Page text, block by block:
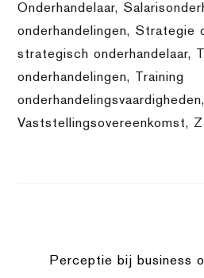
Onderhandelaar,
onderhandelingen, Strategie
strategisch onderhandelaar,
onderhandelingen,
Training
onderhandelingsvaardigheden,
Vaststellingsovereenkomst,
Perceptie bij business